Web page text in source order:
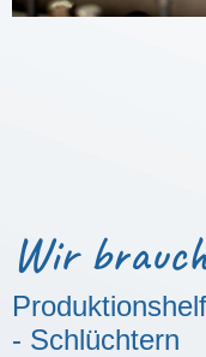
Wir
- Schlüchtern